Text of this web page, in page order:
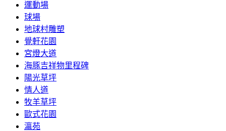
運動場
球場
地球村雕塑
覺軒花園
宮燈大道
海豚吉祥物里程碑
陽光草坪
情人道
牧羊草坪
歐式花園
瀛苑